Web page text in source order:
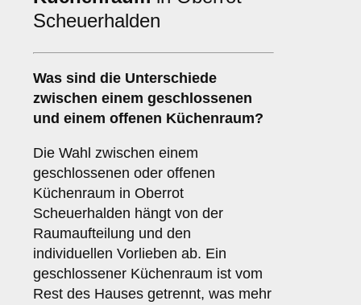
Scheuerhalden
Was sind die Unterschiede
zwischen einem geschlossenen
und einem offenen Küchenraum?
Die Wahl zwischen einem
geschlossenen oder offenen
Küchenraum in Oberrot
Scheuerhalden hängt von der
Raumaufteilung und den
individuellen Vorlieben ab. Ein
geschlossener Küchenraum ist vom
Rest des Hauses getrennt, was mehr